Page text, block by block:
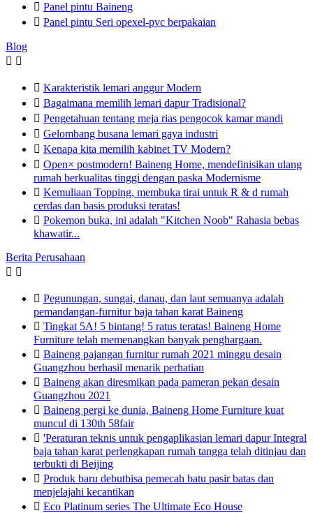
 Panel pintu Baineng
 Panel pintu Seri opexel-pvc berpakaian
Blog
 
 Karakteristik lemari anggur Modern
 Bagaimana memilih lemari dapur Tradisional?
 Pengetahuan tentang meja rias pengocok kamar mandi
 Gelombang busana lemari gaya industri
 Kenapa kita memilih kabinet TV Modern?
 Open× postmodern! Baineng Home, mendefinisikan ulang
rumah berkualitas tinggi dengan paska Modernisme
 Kemuliaan Topping, membuka tirai untuk R & d rumah
cerdas dan basis produksi teratas!
 Pokemon buka, ini adalah "Kitchen Noob" Rahasia bebas
khawatir...
Berita Perusahaan
 
 Pegunungan, sungai, danau, dan laut semuanya adalah
pemandangan-furnitur baja tahan karat Baineng
 Tingkat 5A! 5 bintang! 5 ratus teratas! Baineng Home
Furniture telah memenangkan banyak penghargaan.
 Baineng pajangan furnitur rumah 2021 minggu desain
Guangzhou berhasil menarik perhatian
 Baineng akan diresmikan pada pameran pekan desain
Guangzhou 2021
 Baineng pergi ke dunia, Baineng Home Furniture kuat
muncul di 130th 58fair
 'Peraturan teknis untuk pengaplikasian lemari dapur Integral
baja tahan karat perlengkapan rumah tangga telah ditinjau dan
terbukti di Beijing
 Produk baru debutbisa pemecah batu pasir batas dan
menjelajahi kecantikan
 Eco Platinum series The Ultimate Eco House